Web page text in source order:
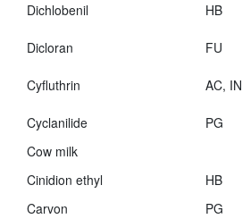
Dichlobenil
HB
Dicloran
FU
Cyfluthrin
AC, IN
Cyclanilide
PG
Cow milk
Cinidion ethyl
HB
Carvon
PG